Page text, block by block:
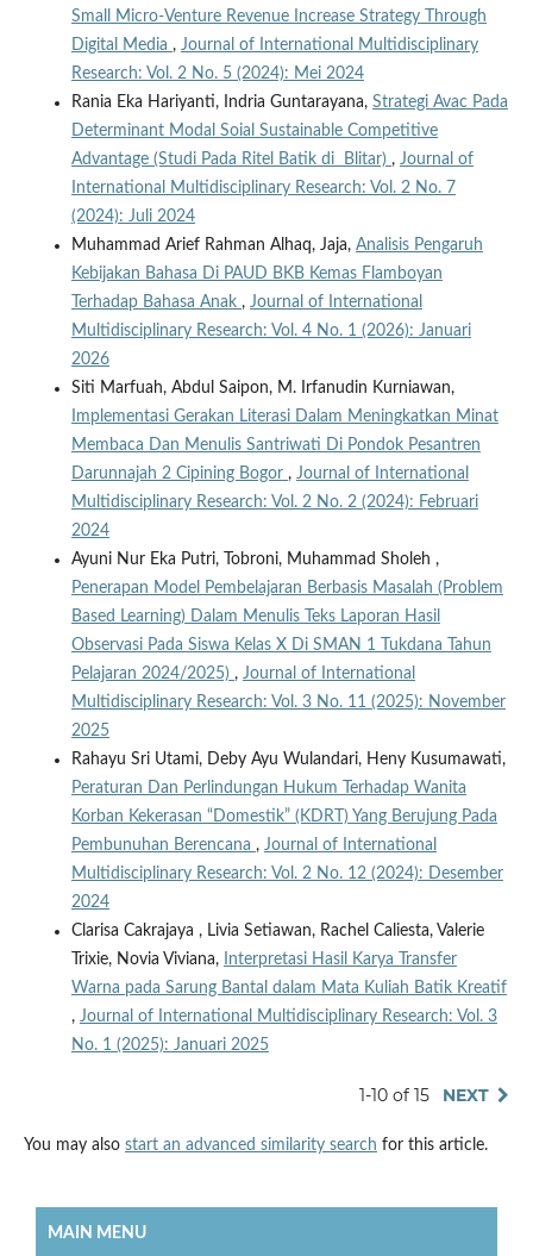
Small Micro-Venture Revenue Increase Strategy Through
Digital Media , Journal of International Multidisciplinary
Research: Vol. 2 No. 5 (2024): Mei 2024
Rania Eka Hariyanti, Indria Guntarayana, Strategi Avac Pada
Determinant Modal Soial Sustainable Competitive
Advantage (Studi Pada Ritel Batik di Blitar) , Journal of
International Multidisciplinary Research: Vol. 2 No. 7
(2024): Juli 2024
Muhammad Arief Rahman Alhaq, Jaja, Analisis Pengaruh
Kebijakan Bahasa Di PAUD BKB Kemas Flamboyan
Terhadap Bahasa Anak , Journal of International
Multidisciplinary Research: Vol. 4 No. 1 (2026): Januari
2026
Siti Marfuah, Abdul Saipon, M. Irfanudin Kurniawan,
Implementasi Gerakan Literasi Dalam Meningkatkan Minat
Membaca Dan Menulis Santriwati Di Pondok Pesantren
Darunnajah 2 Cipining Bogor , Journal of International
Multidisciplinary Research: Vol. 2 No. 2 (2024): Februari
2024
Ayuni Nur Eka Putri, Tobroni, Muhammad Sholeh ,
Penerapan Model Pembelajaran Berbasis Masalah (Problem
Based Learning) Dalam Menulis Teks Laporan Hasil
Observasi Pada Siswa Kelas X Di SMAN 1 Tukdana Tahun
Pelajaran 2024/2025) , Journal of International
Multidisciplinary Research: Vol. 3 No. 11 (2025): November
2025
Rahayu Sri Utami, Deby Ayu Wulandari, Heny Kusumawati,
Peraturan Dan Perlindungan Hukum Terhadap Wanita
Korban Kekerasan “Domestik” (KDRT) Yang Berujung Pada
Pembunuhan Berencana , Journal of International
Multidisciplinary Research: Vol. 2 No. 12 (2024): Desember
2024
Clarisa Cakrajaya , Livia Setiawan, Rachel Caliesta, Valerie
Trixie, Novia Viviana,
Interpretasi Hasil Karya Transfer
Warna pada Sarung Bantal dalam Mata Kuliah Batik Kreatif
, Journal of International Multidisciplinary Research: Vol. 3
No. 1 (2025): Januari 2025
1-10 of 15 NEXT
You may also start an advanced similarity search for this article.
MAIN MENU